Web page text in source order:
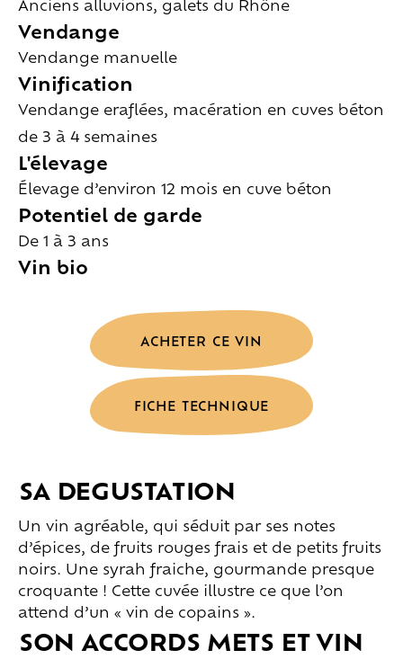
Anciens alluvions, galets du Rhône
Vendange
Vendange manuelle
Vinification
Vendange eraflées, macération en cuves béton
de 3 à 4 semaines
L'élevage
Élevage d’environ 12 mois en cuve béton
Potentiel de garde
De 1 à 3 ans
Vin bio
ACHETER CE VIN
FICHE TECHNIQUE
SA DEGUSTATION
Un vin agréable, qui séduit par ses notes
d’épices, de fruits rouges frais et de petits fruits
noirs. Une syrah fraiche, gourmande presque
croquante ! Cette cuvée illustre ce que l’on
attend d’un « vin de copains ».
SON ACCORDS METS ET VIN